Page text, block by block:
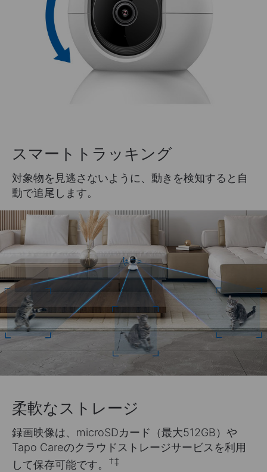
スマートトラッキング
対象物を見逃さないように、動きを検知すると自
動で追尾します。
柔軟なストレージ
録画映像は、microSDカード（最大512GB）や
Tapo Careのクラウドストレージサービスを利用
して保存可能です。
†‡